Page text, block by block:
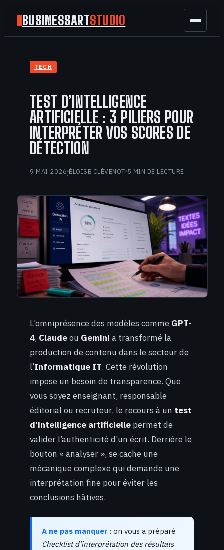
BUSINESSARTSTUDIO
FINANCE
TECH
TECH
TEST D’INTELLIGENCE
ARTIFICIELLE : 3 PILIERS POUR
INTERPRÉTER VOS SCORES DE
DÉTECTION
9 MAI 2026·ÉLOÏSE CLÉVENOT·5 MIN DE LECTURE
L’omniprésence des modèles comme GPT-
4, Claudeou Gemini a transformé la
production de contenu dans le secteur de
l’Informatique IT. Cette révolution
impose un besoin de transparence. Que
vous soyez enseignant, responsable
éditorial ou recruteur, le recours à un test
d’intelligence artificielle permet de
valider l’authenticité d’un écrit. Derrière le
bouton « analyser », se cache une
mécanique complexe qui demande une
interprétation fine pour éviter les
conclusions hâtives.
A ne pas manquer : on vous a préparé
Checklist d’interprétation des résultats